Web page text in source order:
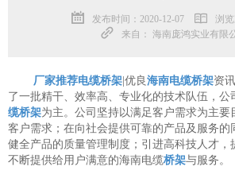
发布时间：2020-12-07
浏
来自： 海南庞鸿实业有限
厂家推荐电缆桥架 |优良海南电缆桥架资
了一批精干、效率高、专业化的技术队伍，公
缆桥架为主。公司坚持以满足客户需求为主要
客户需求；在向社会提供可靠的产品及服务的
健全产品的质量管理制度；引进高科技人才，
不断提供给用户满意的海南电缆桥架与服务。